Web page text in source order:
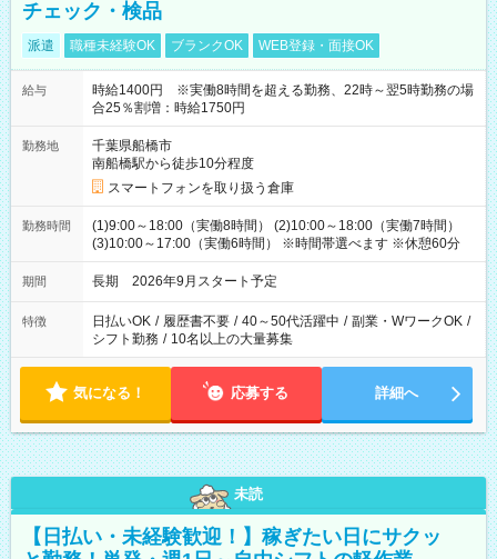
チェック・検品
派遣 職種未経験OK ブランクOK WEB登録・面接OK
給与
時給1400円 ※実働8時間を超える勤務、22時～翌5時勤務の場
合25％割増：時給1750円
勤務地
千葉県船橋市
南船橋駅から徒歩10分程度
スマートフォンを取り扱う倉庫
勤務時間
(1)9:00～18:00（実働8時間） (2)10:00～18:00（実働7時間）
(3)10:00～17:00（実働6時間） ※時間帯選べます ※休憩60分
期間 長期 2026年9月スタート予定
特徴 日払いOK / 履歴書不要 / 40～50代活躍中 / 副業・WワークOK /
シフト勤務 / 10名以上の大量募集
気になる！ 応募する 詳細へ
未読
【日払い・未経験歓迎！】稼ぎたい日にサクッ